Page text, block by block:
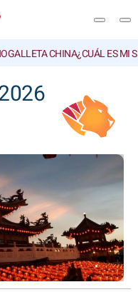
GALLETA CHINA¿CUÁL ES MI